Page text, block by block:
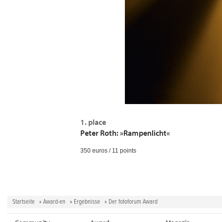
1. place
Peter Roth: »Rampenlicht«
350 euros / 11 points
Startseite » Award-en » Ergebnisse » Der fotoforum Award